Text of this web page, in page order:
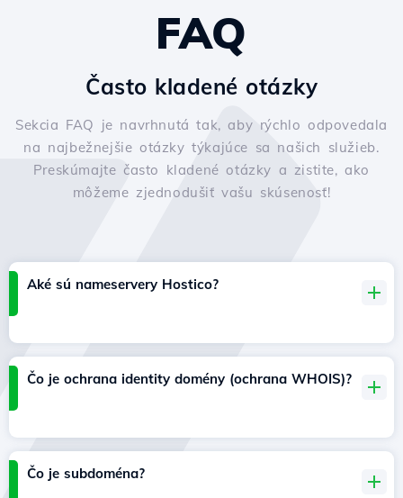
FAQ
Často kladené otázky
Sekcia FAQ je navrhnutá tak, aby rýchlo odpovedala
na najbežnejšie otázky týkajúce sa našich služieb.
Preskúmajte často kladené otázky a zistite, ako
môžeme zjednodušiť vašu skúsenosť!
Aké sú nameservery Hostico?
Čo je ochrana identity domény (ochrana WHOIS)?
Čo je subdoména?